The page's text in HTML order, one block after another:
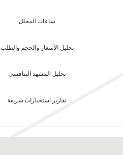
ساعات المحلل
تحليل الأسعار والحجم والطلب
تحليل المشهد التنافسي
تقارير استخبارات سريعة